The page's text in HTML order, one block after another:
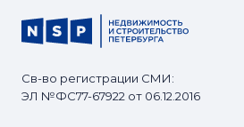
Св-во регистрации СМИ:
ЭЛ №ФС77-67922 от 06.12.2016